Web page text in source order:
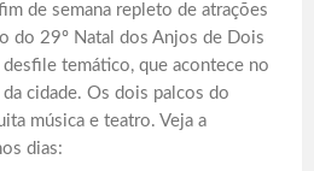
de semana repleto de atrações
do 29º Natal dos Anjos de Dois
desfile temático, que acontece no
cidade. Os dois palcos do
música e teatro. Veja a
dias: